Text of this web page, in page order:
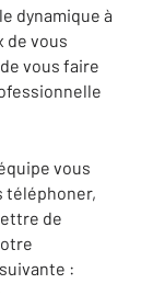
dynamique à
de vous
vous faire
vous
téléphoner,
de
: